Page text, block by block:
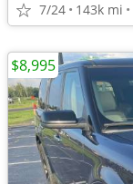
7/24 143k mi
$8,995